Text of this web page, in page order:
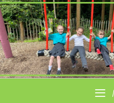
Skip
to
content